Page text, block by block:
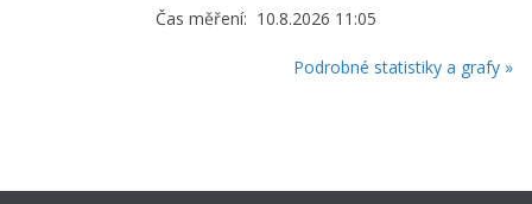
Čas měření: 10.8.2026 11:05
Podrobné statistiky a grafy »